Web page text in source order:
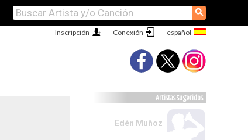
⚲
Conexión
Inscripción
Artistas Sugeridos
Edén Muñoz